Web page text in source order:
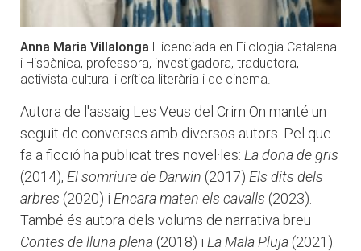
Anna Maria Villalonga Llicenciada en Filologia Catalana
i Hispànica, professora, investigadora, traductora,
activista cultural i crítica literària i de cinema.
Autora de l'assaig Les Veus del Crim On manté un
seguit de converses amb diversos autors. Pel que
fa a ficció ha publicat tres novel·les: La dona de gris
(2014), El somriure de Darwin (2017) Els dits dels
arbres (2020) i Encara maten els cavalls (2023).
També és autora dels volums de narrativa breu
Contes de lluna plena (2018) i La Mala Pluja (2021).